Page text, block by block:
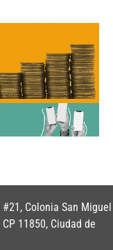
Colonia San Miguel
11850, Ciudad de